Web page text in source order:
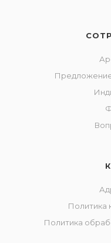
Политика
Политика